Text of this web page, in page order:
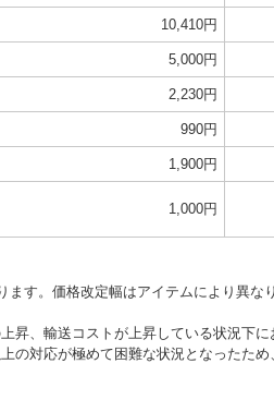
10,410円
5,000円
2,230円
990円
1,900円
1,000円
す。価格改定幅はアイテムにより異な
昇、輸送コストが上昇している状況下
の対応が極めて困難な状況となったた